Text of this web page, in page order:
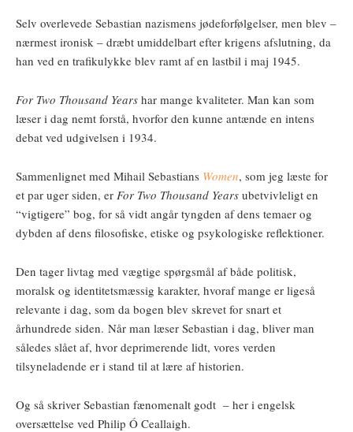
Selv overlevede Sebastian nazismens jødeforfølgelser, men blev –
nærmest ironisk – dræbt umiddelbart efter krigens afslutning, da
han ved en trafikulykke blev ramt af en lastbil i maj 1945.
For Two Thousand Years har mange kvaliteter. Man kan som
læser i dag nemt forstå, hvorfor den kunne antænde en intens
debat ved udgivelsen i 1934.
Sammenlignet med Mihail Sebastians Women, som jeg læste for
et par uger siden, er For Two Thousand Years ubetvivleligt en
“vigtigere” bog, for så vidt angår tyngden af dens temaer og
dybden af dens filosofiske, etiske og psykologiske reflektioner.
Den tager livtag med vægtige spørgsmål af både politisk,
moralsk og identitetsmæssig karakter, hvoraf mange er ligeså
relevante i dag, som da bogen blev skrevet for snart et
århundrede siden. Når man læser Sebastian i dag, bliver man
således slået af, hvor deprimerende lidt, vores verden
tilsyneladende er i stand til at lære af historien.
Og så skriver Sebastian fænomenalt godt – her i engelsk
oversættelse ved Philip Ó Ceallaigh.